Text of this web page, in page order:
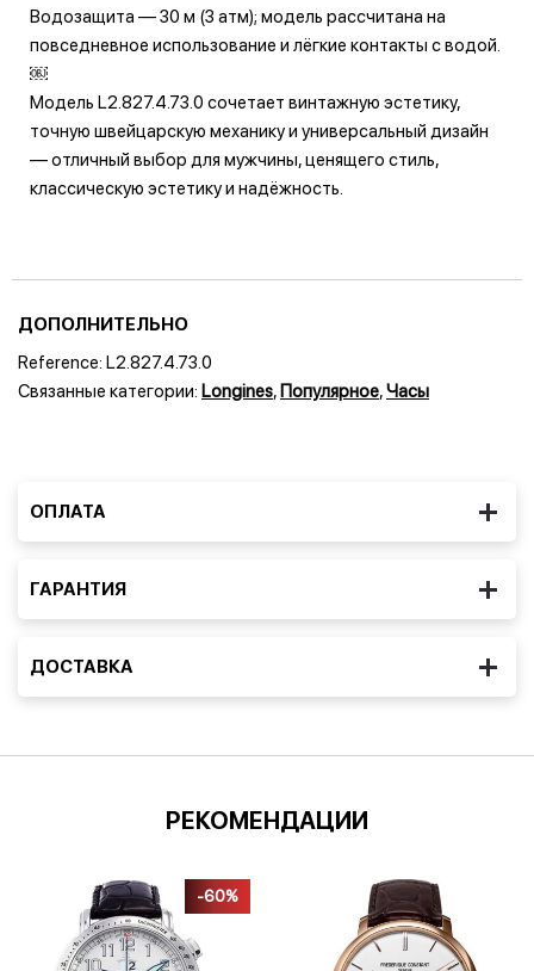
Водозащита — 30 м (3 атм); модель рассчитана на
повседневное использование и лёгкие контакты с водой.
￼
Модель L2.827.4.73.0 сочетает винтажную эстетику,
точную швейцарскую механику и универсальный дизайн
— отличный выбор для мужчины, ценящего стиль,
классическую эстетику и надёжность.
ДОПОЛНИТЕЛЬНО
Reference: L2.827.4.73.0
Связанные категории: Longines, Популярное,Часы
ОПЛАТА
ГАРАНТИЯ
ДОСТАВКА
РЕКОМЕНДАЦИИ
-60%